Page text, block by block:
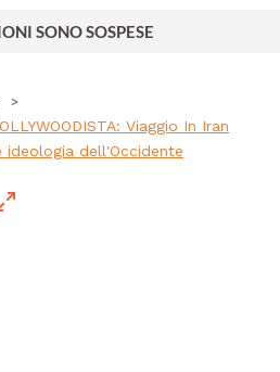
SONO SOSPESE
Viaggio In Iran
ideologia dell'Occidente